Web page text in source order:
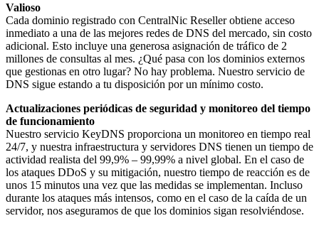
Valioso
Cada dominio registrado con CentralNic Reseller obtiene acceso
inmediato a una de las mejores redes de DNS del mercado, sin costo
adicional. Esto incluye una generosa asignación de tráfico de 2
millones de consultas al mes. ¿Qué pasa con los dominios externos
que gestionas en otro lugar? No hay problema. Nuestro servicio de
DNS sigue estando a tu disposición por un mínimo costo.
Actualizaciones periódicas de seguridad y monitoreo del tiempo
de funcionamiento
Nuestro servicio KeyDNS proporciona un monitoreo en tiempo real
24/7, y nuestra infraestructura y servidores DNS tienen un tiempo de
actividad realista del 99,9% – 99,99% a nivel global. En el caso de
los ataques DDoS y su mitigación, nuestro tiempo de reacción es de
unos 15 minutos una vez que las medidas se implementan. Incluso
durante los ataques más intensos, como en el caso de la caída de un
servidor, nos aseguramos de que los dominios sigan resolviéndose.